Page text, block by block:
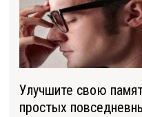
Улучшите свою
простых